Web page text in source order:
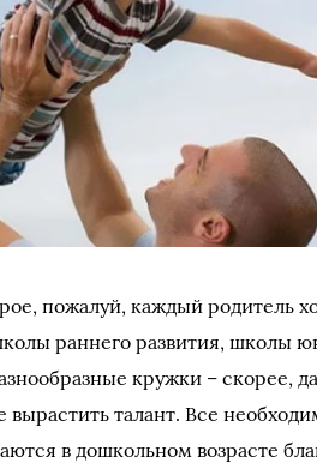
пожалуй, каждый родитель
раннего развития, школы
кружки – скорее,
талант. Все
в дошкольном возрасте